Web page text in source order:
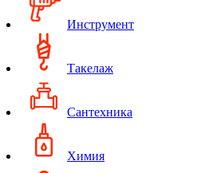
Инструмент
Такелаж
Сантехника
Химия